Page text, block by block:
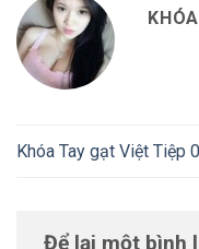
Khóa Tay gạt Việt Tiệp
Để lại một bình